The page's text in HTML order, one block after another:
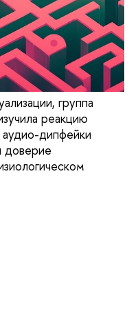
группа
реакцию
аудио-дипфейки
доверие